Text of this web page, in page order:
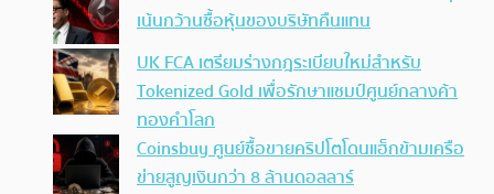
เน้นกว้านซื้อหุ้นของบริษัทคืนแทน
UK FCA เตรียมร่างกฎระเบียบใหม่สำหรับ
Tokenized Gold เพื่อรักษาแชมป์ศูนย์กลางค้า
ทองคำโลก
Coinsbuy ศูนย์ซื้อขายคริปโตโดนแฮ็กข้ามเครือ
ข่ายสูญเงินกว่า 8 ล้านดอลลาร์